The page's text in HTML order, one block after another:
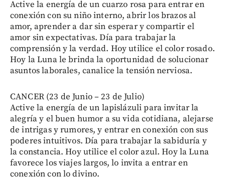
Active la energía de un cuarzo rosa para entrar en
conexión con su niño interno, abrir los brazos al
amor, aprender a dar sin esperar y compartir el
amor sin expectativas. Día para trabajar la
comprensión y la verdad. Hoy utilice el color rosado.
Hoy la Luna le brinda la oportunidad de solucionar
asuntos laborales, canalice la tensión nerviosa.
CANCER (23 de Junio – 23 de Julio)
Active la energía de un lapislázuli para invitar la
alegría y el buen humor a su vida cotidiana, alejarse
de intrigas y rumores, y entrar en conexión con sus
poderes intuitivos. Día para trabajar la sabiduría y
la constancia. Hoy utilice el color azul. Hoy la Luna
favorece los viajes largos, lo invita a entrar en
conexión con lo divino.